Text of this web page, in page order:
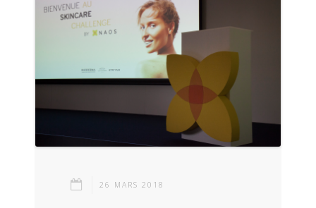
26 MARS 2018